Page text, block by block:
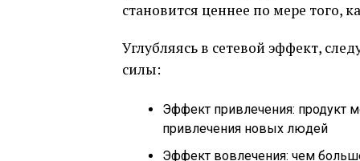
становится ценнее по мере того,
Углубляясь в сетевой эффект,
силы:
Эффект привлечения: продукт
привлечения новых людей
Эффект вовлечения: чем